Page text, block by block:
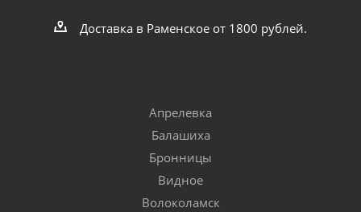
Доставка в Раменское от 1800 рублей.
Апрелевка
Балашиха
Бронницы
Видное
Волоколамск